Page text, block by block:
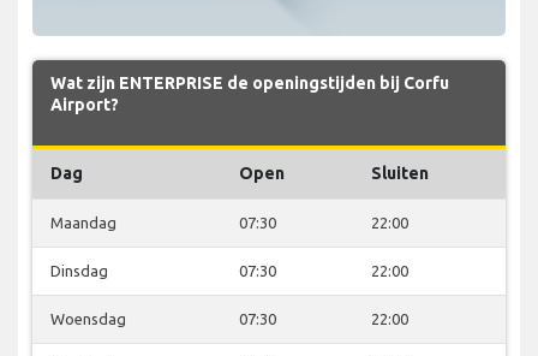
Wat zijn ENTERPRISE de openingstijden bij Corfu
Airport?
Dag Open Sluiten
Maandag 07:30 22:00
Dinsdag 07:30 22:00
Woensdag 07:30 22:00